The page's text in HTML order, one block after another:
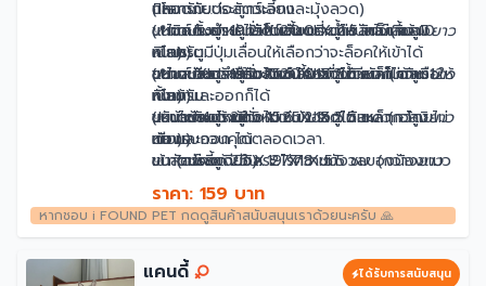
ปลอดภัยต่อสัตว์เลี้ยง
✅ ติดตั้งง่าย ไม่เป็นอันตรายต่อสัตว์เลี้ยง
✅ ประตูมีปุ่มเลื่อนให้เลือกว่าจะล็อคให้เข้าได้
อย่างเดียว หรือจะออกได้อย่างเดียวก็ได้ หรือให้
ทั้งเข้าและออกก็ได้
✅ น้องแมว น้องหมา เข้าออกได้สะดวก โดยไม่
ต้องรบกวนคุณ
✅ สัตว์เลี้ยงมีอิสระ ไร้ความกังวลของน้องแมว
น้องหมา ลดการขีดข่วนประตูให้เป็นรอย
✅ ฝาปิดโปร่งใสช่วยให้คุณและสัตว์เลี้ยงของ
คุณสามารถมองเห็นกันได้
(เหมาะกับประตูกระจกและมุ้งลวด)
ขนาดประตู: 19.2 X 20.0 X 2.5 ซม. (กว้างยาว
หนา)
ขนาดช่องด้านใน: 15.6 X 15.2 ซม
กิโลกรัม
(เหมาะกับประตูทั่วไปเช่น ประตูไม้ เหล็ก อลูมิ
เนียม)
ขนาดประตู: 19.2 X 20.0 X 5.5 ซม. (กว้างยาว
หนา)
ขนาดช่องด้านใน: 15.6 X 15.2 ซม.
📍ไซส์ L สำหรับสัตว์เลี้ยงที่ น้ำหนักไม่เกิน 10
กิโลกรัม
(เหมาะกับประตูทั่วไปเช่น ประตูไม้ เหล็ก อลูมิ
เนียม)
ขนาดประตู: 23.5 X 25.2 X 5.5 ซม. (กว้างยาว
หนา)
ขนาดช่องด้านใน: 19 X18 ซม.
📍ไซส์ XL สำหรับสัตว์เลี้ยงที่ น้ำหนักไม่เกิน 12
กิโลกรัม
(เหมาะกับประตูทั่วไปเช่น ประตูไม้ เหล็ก อลูมิ
เนียม)
ขนาดประตู: 25 X 27.7 X 5.5 ซม. (กว้างยาว
ขนาดช่องด้านใน: 20 X 22 ซม
ปรับได้ 4 โหมด
เข้า และออก ได้ตลอดเวลา.
เข้า (อย่างเดียว)
ออก (อย่างเดียว)
ปิด (ห้ามเข้า/ออก)
ราคา: 159 บาท
หากชอบ i FOUND PET กดดูสินค้าสนับสนุนเราด้วยนะครับ 🙏
แคนดี้ ได้รับการสนับสนุน